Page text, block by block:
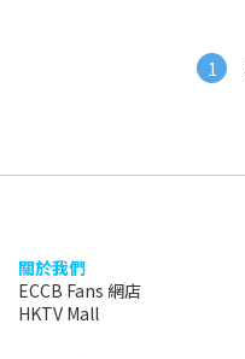
1
關於我們
ECCB Fans 網店
HKTV Mall